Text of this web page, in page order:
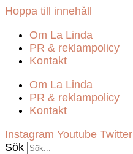
Hoppa till innehåll
Om La Linda
PR & reklampolicy
Kontakt
Om La Linda
PR & reklampolicy
Kontakt
Instagram Youtube Twitter
Sök